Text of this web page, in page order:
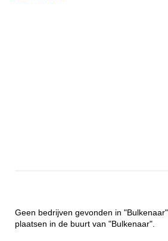
Geen bedrijven gevonden in
plaatsen in de buurt van "Bulkenaar".